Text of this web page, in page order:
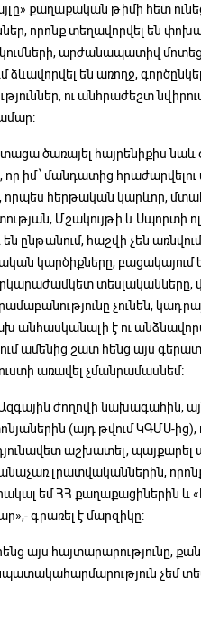
քաղաքական թիմի հետ
որոնք տեղավորվել են
արժանապատիվ
են առողջ,
ու անհրաժեշտ
ծառայել հայրենիքիս նաև
իմ՝ մանդատից հրաժարվելու
որպես հերթական կարևոր,
Մշակույթի և Սպորտի
ընթանում, հաշվի չեն
կարծիքները, բացակայում
տեսլականները,
չունեն,
անհասկանալի է ու
ամենից շատ հենց այս
առավել չմանրամասնեմ։
Ազգային ժողովի նախագահին,
(այդ թվում ԿԳՄՍ-ից),
աշխատել, պայքարել
անաչառ լրատվականներին,
եմ ՀՀ քաղաքացիներին և
գրառել է մարզիկը:
այս հայտարարությունը,
չեմ